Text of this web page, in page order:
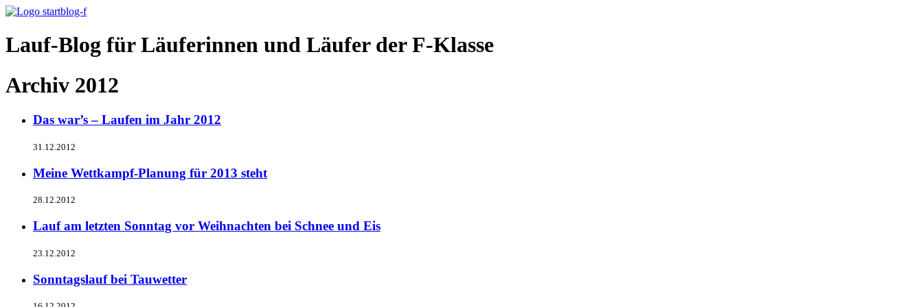
Lauf-Blog für Läuferinnen und Läufer der F-Klasse
Archiv 2012
Das war’s – Laufen im Jahr 2012
31.12.2012
Meine Wettkampf-Planung für 2013 steht
28.12.2012
Lauf am letzten Sonntag vor Weihnachten bei Schnee und Eis
23.12.2012
Sonntagslauf bei Tauwetter